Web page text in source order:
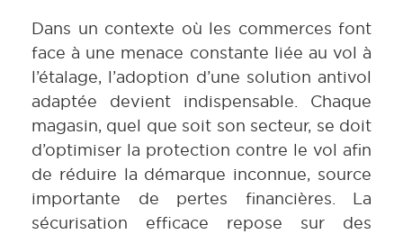
Dans un contexte où les commerces font
face à une menace constante liée au vol à
l’étalage, l’adoption d’une solution antivol
adaptée devient indispensable. Chaque
magasin, quel que soit son secteur, se doit
d’optimiser la protection contre le vol afin
de réduire la démarque inconnue, source
importante de pertes financières. La
sécurisation efficace repose sur des